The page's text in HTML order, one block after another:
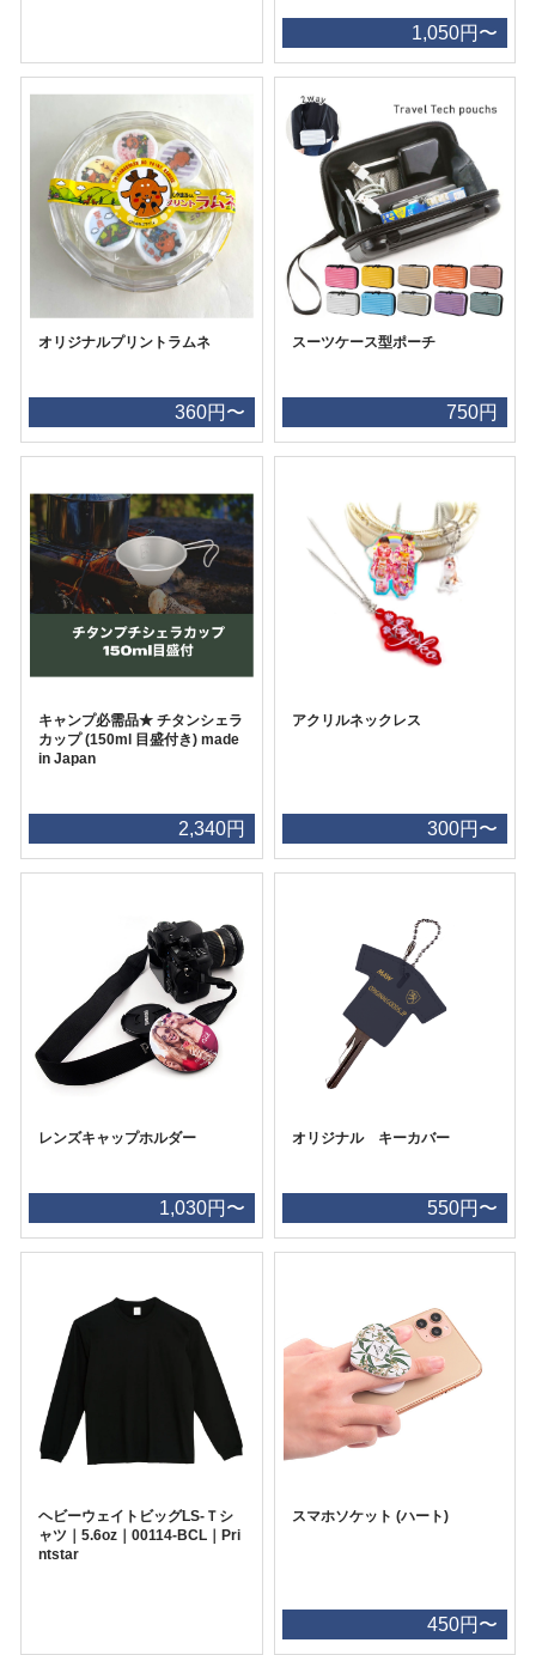
1,050円〜
オリジナルプリントラムネ
360円〜
スーツケース型ポーチ
750円
キャンプ必需品★ チタンシェラ
カップ (150ml 目盛付き) made
in Japan
2,340円
アクリルネックレス
300円〜
レンズキャップホルダー
1,030円〜
オリジナル キーカバー
550円〜
ヘビーウェイトビッグLS-Ｔシ
ャツ｜5.6oz｜00114-BCL｜Pri
ntstar
スマホソケット (ハート)
450円〜